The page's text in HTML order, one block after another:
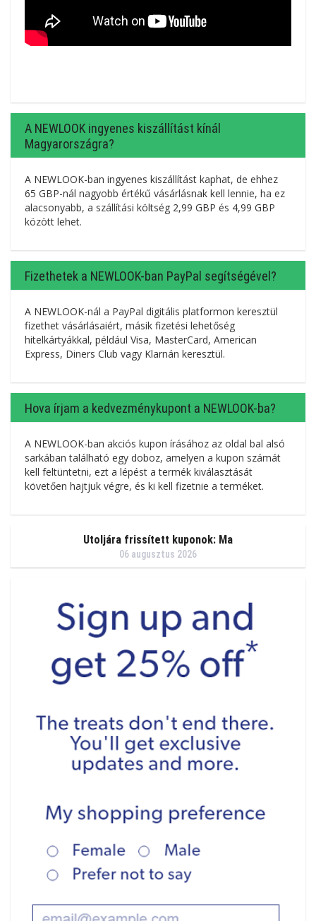
A NEWLOOK ingyenes kiszállítást kínál
Magyarországra?
A NEWLOOK-ban ingyenes kiszállítást kaphat, de ehhez
65 GBP-nál nagyobb értékű vásárlásnak kell lennie, ha ez
alacsonyabb, a szállítási költség 2,99 GBP és 4,99 GBP
között lehet.
Fizethetek a NEWLOOK-ban PayPal segítségével?
A NEWLOOK-nál a PayPal digitális platformon keresztül
fizethet vásárlásaiért, másik fizetési lehetőség
hitelkártyákkal, például Visa, MasterCard, American
Express, Diners Club vagy Klarnán keresztül.
Hova írjam a kedvezménykupont a NEWLOOK-ba?
A NEWLOOK-ban akciós kupon írásához az oldal bal alsó
sarkában található egy doboz, amelyen a kupon számát
kell feltüntetni, ezt a lépést a termék kiválasztását
követően hajtjuk végre, és ki kell fizetnie a terméket.
Utoljára frissített kuponok: Ma
06 augusztus 2026